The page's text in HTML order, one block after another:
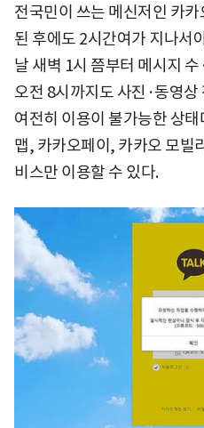
전국민이 쓰는 메신저인 카
된 후에도 2시간여가 지나서
날 새벽 1시 쯤부터 메시지
오전 8시까지도 사진·동영
여전히 이용이 불가능한 상
맵, 카카오페이, 카카오 모빌
비스만 이용할 수 있다.